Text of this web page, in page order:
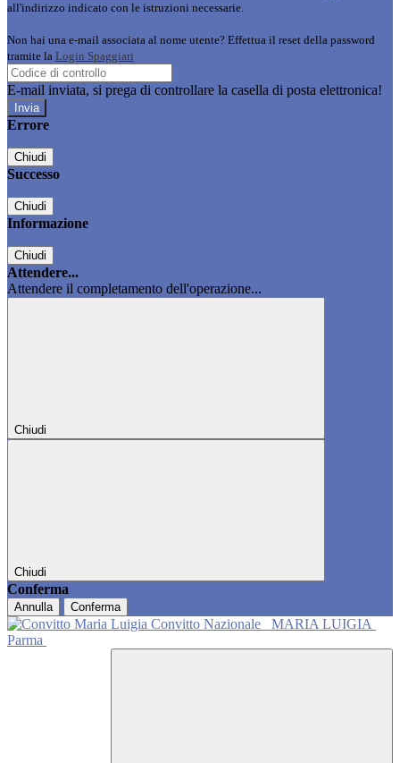
all'indirizzo indicato con le istruzioni necessarie.
Non hai una e-mail associata al nome utente? Effettua il reset della password
tramite la Login Spaggiari
E-mail inviata, si prega di controllare la casella di posta elettronica!
Errore
Chiudi
Successo
Chiudi
Informazione
Chiudi
Attendere...
Attendere il completamento dell'operazione...
Chiudi
Chiudi
Conferma
Annulla Conferma
Convitto Nazionale
MARIA LUIGIA
Parma